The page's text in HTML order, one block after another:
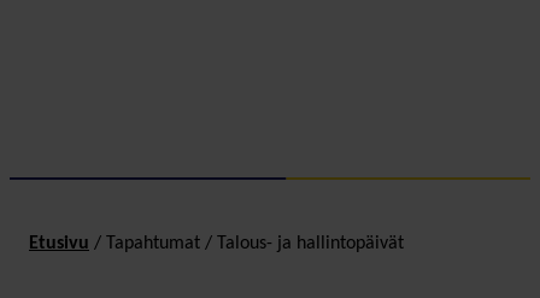
Etusivu / Tapahtumat / Talous- ja hallintopäivät